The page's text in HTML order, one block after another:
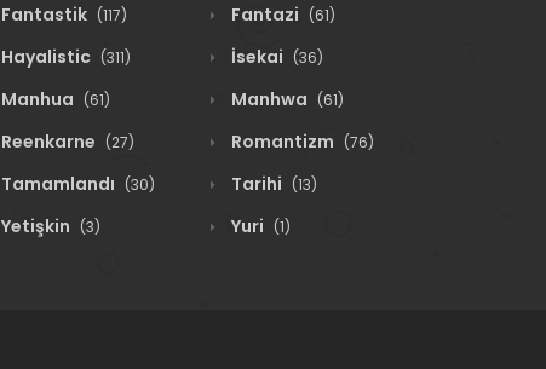
Fantastik (117) Fantazi (61)
Hayalistic (311) İsekai (36)
Manhua (61) Manhwa (61)
Reenkarne (27) Romantizm (76)
Tamamlandı (30) Tarihi (13)
Yetişkin (3) Yuri (1)